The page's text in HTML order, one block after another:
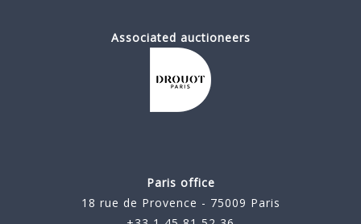
Associated auctioneers
Paris office
18 rue de Provence - 75009 Paris